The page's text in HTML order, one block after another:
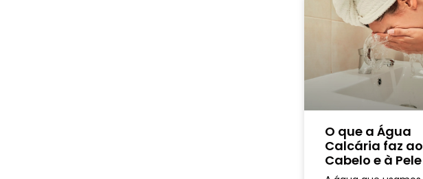
O que a Água
Calcária faz ao
Cabelo e à Pele